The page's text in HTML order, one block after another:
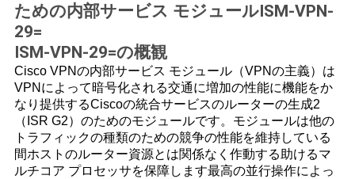
連
絡
く
だ
さ
ための内部サービス モジュールISM-VPN-
29=
ISM-VPN-29=の概観
Cisco VPNの内部サービス モジュール（VPNの主義）は
VPNによって暗号化される交通に増加の性能に機能をか
なり提供するCiscoの統合サービスのルーターの生成2
（ISR G2）のためのモジュールです。モジュールは他の
トラフィックの種類のための競争の性能を維持している
間ホストのルーター資源とは関係なく作動する助けるマ
ルチコア プロセッサを保障します最高の並行操作によっ